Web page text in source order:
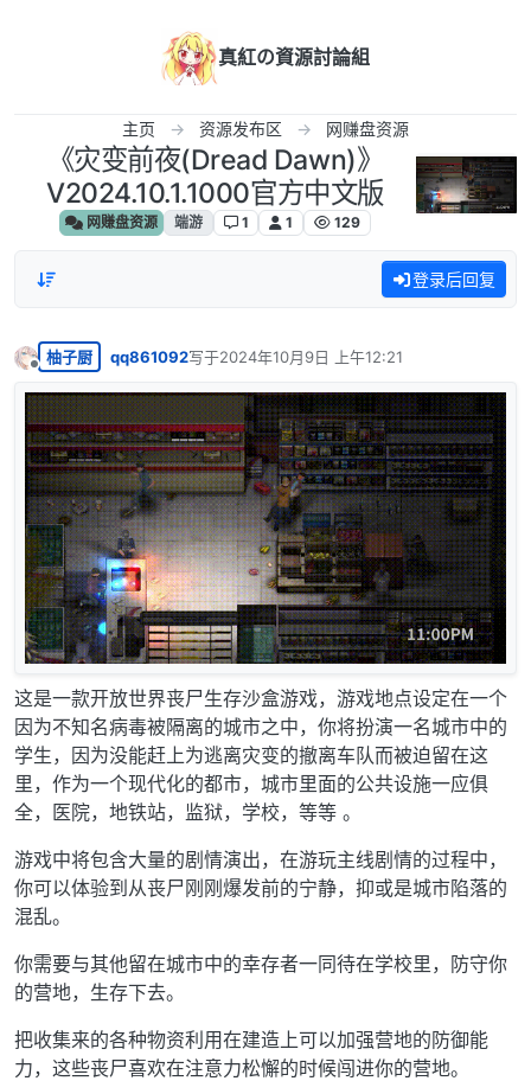
真紅の資源討論組
主页 资源发布区 网赚盘资源
《灾变前夜(Dread Dawn)》
V2024.10.1.1000官方中文版
网赚盘资源 端游 1 1 129
登录后回复
离线
柚子厨 qq861092写于2024年10月9日 上午12:21
最后由 编辑
这是一款开放世界丧尸生存沙盒游戏，游戏地点设定在一个
因为不知名病毒被隔离的城市之中，你将扮演一名城市中的
学生，因为没能赶上为逃离灾变的撤离车队而被迫留在这
里，作为一个现代化的都市，城市里面的公共设施一应俱
全，医院，地铁站，监狱，学校，等等 。
游戏中将包含大量的剧情演出，在游玩主线剧情的过程中，
你可以体验到从丧尸刚刚爆发前的宁静，抑或是城市陷落的
混乱。
你需要与其他留在城市中的幸存者一同待在学校里，防守你
的营地，生存下去。
把收集来的各种物资利用在建造上可以加强营地的防御能
力，这些丧尸喜欢在注意力松懈的时候闯进你的营地。